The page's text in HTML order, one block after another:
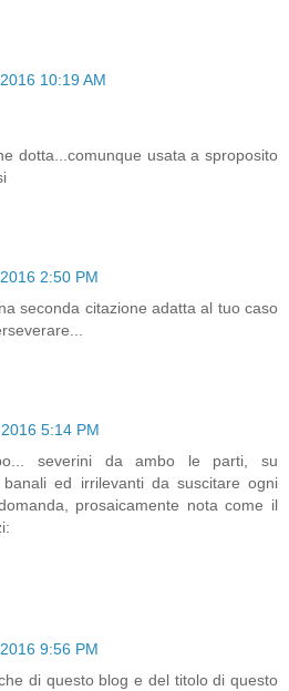
10:19 AM
dotta...comunque usata a sproposito
2:50 PM
seconda citazione adatta al tuo caso
5:14 PM
severini da ambo le parti, su
ed irrilevanti da suscitare ogni
prosaicamente nota come il
9:56 PM
di questo blog e del titolo di questo